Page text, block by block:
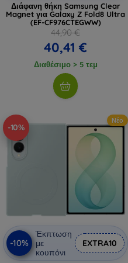
Διάφανη θήκη Samsung Clear
Magnet για Galaxy Z Fold8 Ultra
(EF-CF976CTEGWW)
44,90 €
40,41 €
Διαθέσιμο > 5 τεμ
-10%
Νέο
-10%
Έκπτωση
με
κουπόνι
EXTRA10